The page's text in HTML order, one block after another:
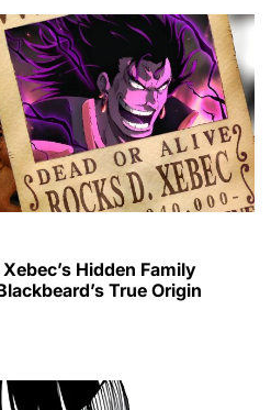
Hidden Family
True Origin